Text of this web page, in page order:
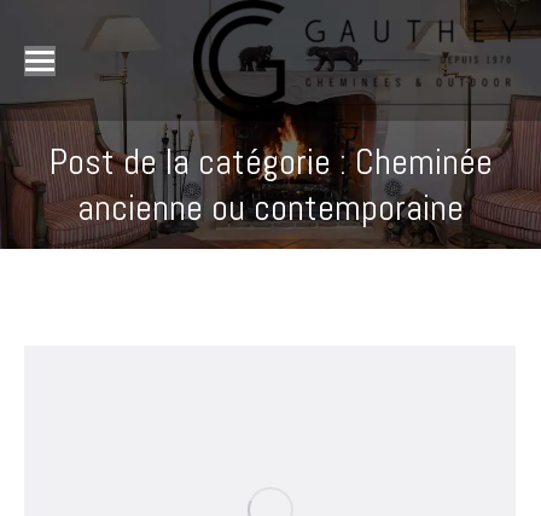
Post de la catégorie : Cheminée
ancienne ou contemporaine